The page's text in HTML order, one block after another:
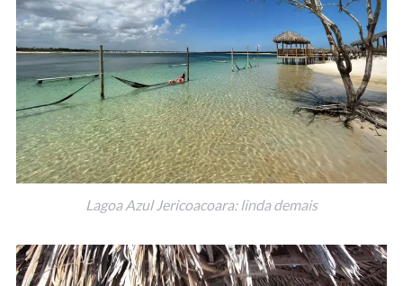
Lagoa Azul Jericoacoara: linda demais